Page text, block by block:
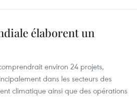
élaborent un
environ 24 projets,
dans les secteurs des
climatique ainsi que des opérations